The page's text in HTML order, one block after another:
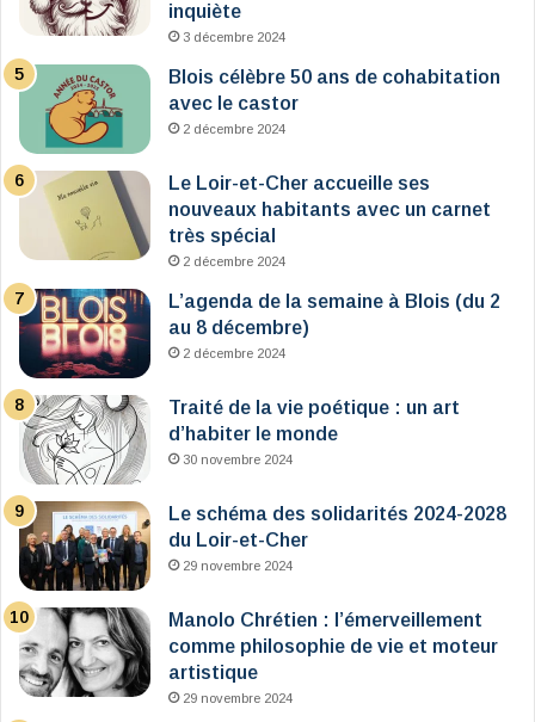
inquiète
3 décembre 2024
Blois célèbre 50 ans de cohabitation
avec le castor
2 décembre 2024
Le Loir-et-Cher accueille ses
nouveaux habitants avec un carnet
très spécial
2 décembre 2024
L’agenda de la semaine à Blois (du 2
au 8 décembre)
2 décembre 2024
Traité de la vie poétique : un art
d’habiter le monde
30 novembre 2024
Le schéma des solidarités 2024-2028
du Loir-et-Cher
29 novembre 2024
Manolo Chrétien : l’émerveillement
comme philosophie de vie et moteur
artistique
29 novembre 2024